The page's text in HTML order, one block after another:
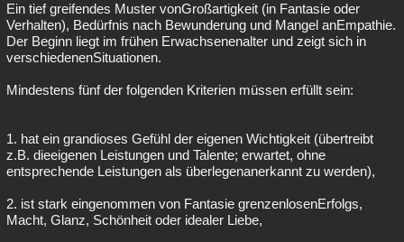
Ein tief greifendes Muster vonGroßartigkeit (in Fantasie oder
Verhalten), Bedürfnis nach Bewunderung und Mangel anEmpathie.
Der Beginn liegt im frühen Erwachsenenalter und zeigt sich in
verschiedenenSituationen.
Mindestens fünf der folgenden Kriterien müssen erfüllt sein:
1. hat ein grandioses Gefühl der eigenen Wichtigkeit (übertreibt
z.B. dieeigenen Leistungen und Talente; erwartet, ohne
entsprechende Leistungen als überlegenanerkannt zu werden),
2. ist stark eingenommen von Fantasie grenzenlosenErfolgs,
Macht, Glanz, Schönheit oder idealer Liebe,